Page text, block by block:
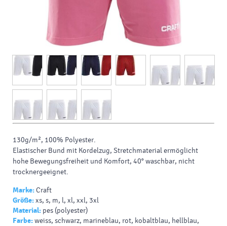
130g/m², 100% Polyester.
Elastischer Bund mit Kordelzug, Stretchmaterial ermöglicht
hohe Bewegungsfreiheit und Komfort, 40° waschbar, nicht
trocknergeeignet.
Marke:Craft
Größe:xs, s, m, l, xl, xxl, 3xl
Material: pes (polyester)
Farbe:weiss, schwarz, marineblau, rot, kobaltblau, hellblau,